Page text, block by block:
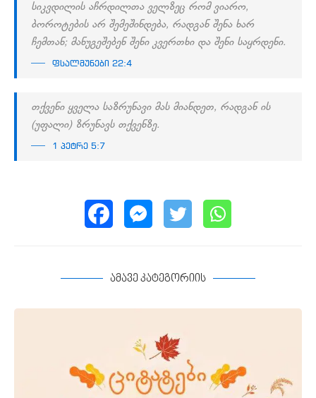
სიკვდილის აჩრდილთა ველზეც რომ ვიარო,
ბოროტების არ შემეშინდება, რადგან შენა ხარ
ჩემთან; მანუგეშებენ შენი კვერთხი და შენი საყრდენი.
ფსალმუნები 22:4
თქვენი ყველა საზრუნავი მას მიანდეთ, რადგან ის
(უფალი) ზრუნავს თქვენზე.
1 პეტრე 5:7
ამავე კატეგორიის